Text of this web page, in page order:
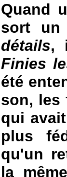
Quand
sort un
détails,
Finies
été
son, les
qui
plus
qu'un
la